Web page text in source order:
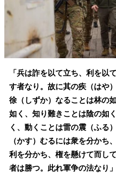
「兵は詐を以て立ち、利を以
す者なり。故に其の疾（はや
徐（しずか）なることは林の
如く、知り難きことは陰の如
く、動くことは雷の震（ふる
（かす）むるには衆を分かち
利を分かち、権を懸けて而し
者は勝つ。此れ軍争の法なり」